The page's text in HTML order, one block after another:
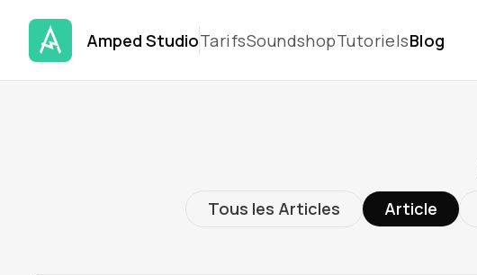
Amped StudioTarifsSoundshopTutorielsBlog
Tous les Articles Article